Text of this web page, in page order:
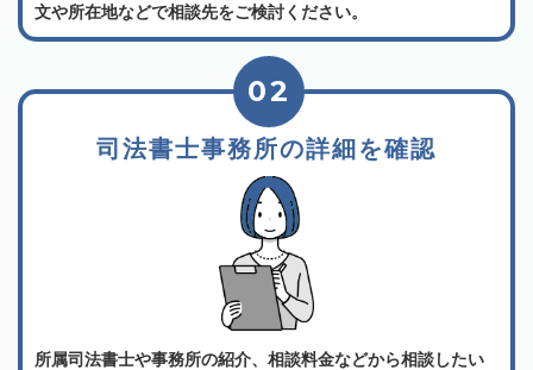
文や所在地などで相談先をご検討ください。
司法書士事務所の詳細を確認
02
所属司法書士や事務所の紹介、相談料金などから相談したい